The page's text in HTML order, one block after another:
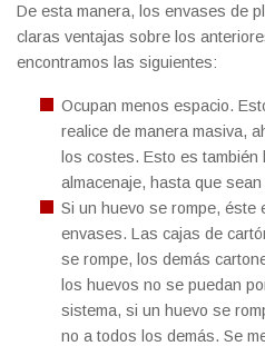
De esta manera, los envases de
claras ventajas sobre los
encontramos las siguientes:
Ocupan menos espacio.
realice de manera masiva,
los costes. Esto es
almacenaje, hasta que
Si un huevo se rompe, éste
envases. Las cajas de
se rompe, los demás
los huevos no se puedan
sistema, si un huevo se
no a todos los demás. Se